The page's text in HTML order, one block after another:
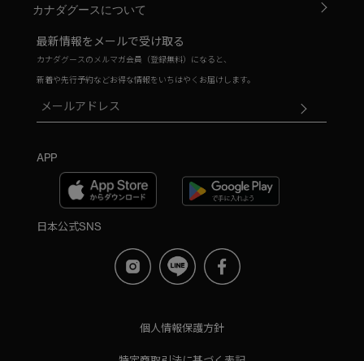
カナダグースについて
最新情報をメールで受け取る
カナダグースのメルマガ会員（登録無料）になると、
新着や先行予約などお得な情報をいちはやくお届けします。
APP
日本公式SNS
個人情報保護方針